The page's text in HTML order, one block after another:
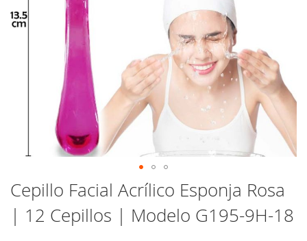
Saltar
al
comienzo
de
Cepillo Facial Acrílico Esponja Rosa
| 12 Cepillos | Modelo G195-9H-18